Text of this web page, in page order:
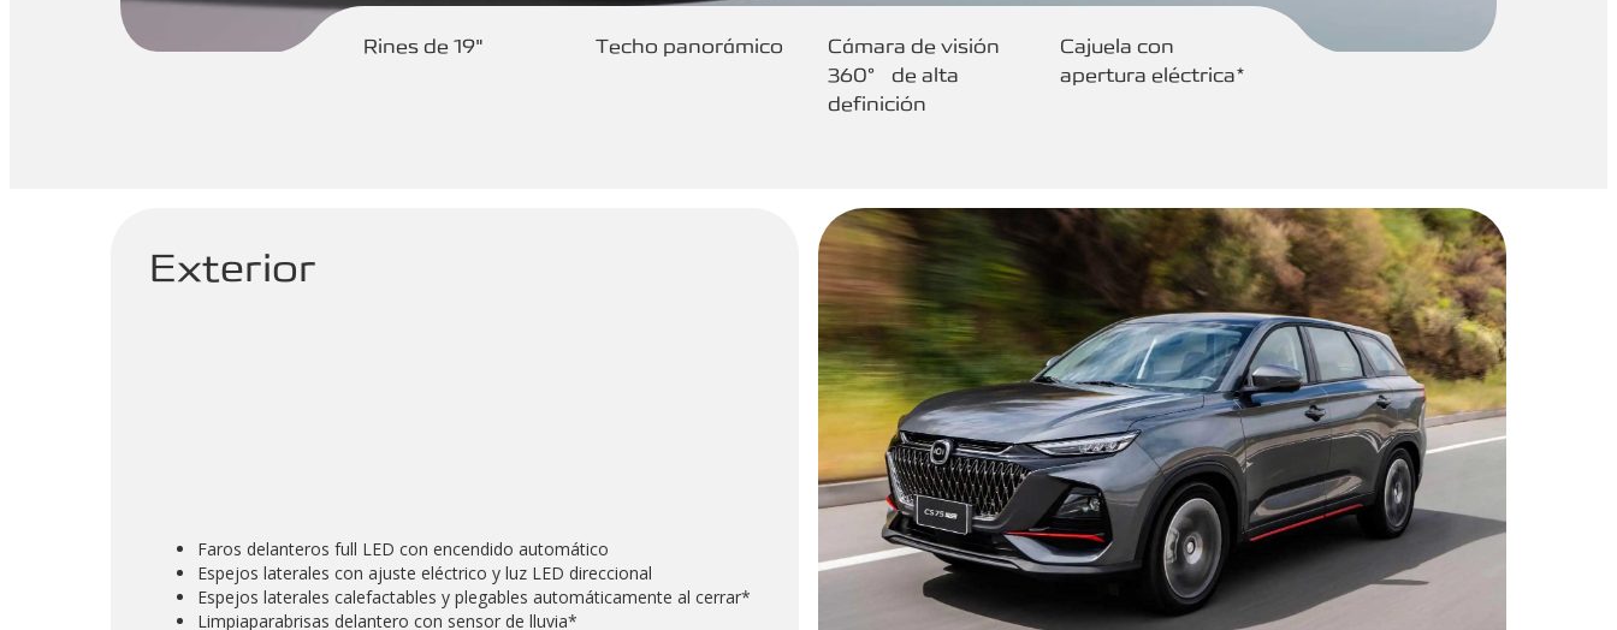
Rines de 19" Techo panorámico
Cámara de visión
360° de alta
definición
Cajuela con
apertura eléctrica*
Exterior
Faros delanteros full LED con encendido automático
Espejos laterales con ajuste eléctrico y luz LED direccional
Espejos laterales calefactables y plegables automáticamente al cerrar*
Limpiaparabrisas delantero con sensor de lluvia*